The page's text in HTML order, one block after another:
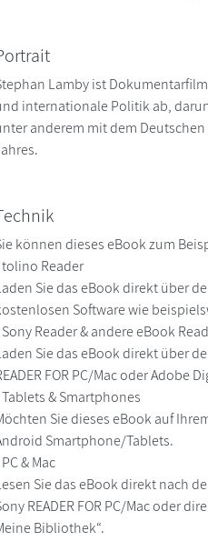
Lamby ist
internationale Politik ab,
anderem mit dem
können dieses eBook zum
tolino Reader
Sie das eBook direkt über
Software wie
Sony Reader & andere eBook
Sie das eBook direkt über
FOR PC/Mac oder Adobe
Tablets & Smartphones
Sie dieses eBook auf
Smartphone/Tablets.
PC & Mac
Sie das eBook direkt nach
READER FOR PC/Mac oder
Bibliothek“.